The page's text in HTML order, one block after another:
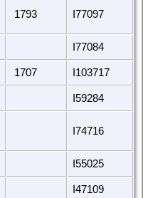
1793 I77097
I77084
1707 I103717
I59284
I74716
I55025
I47109